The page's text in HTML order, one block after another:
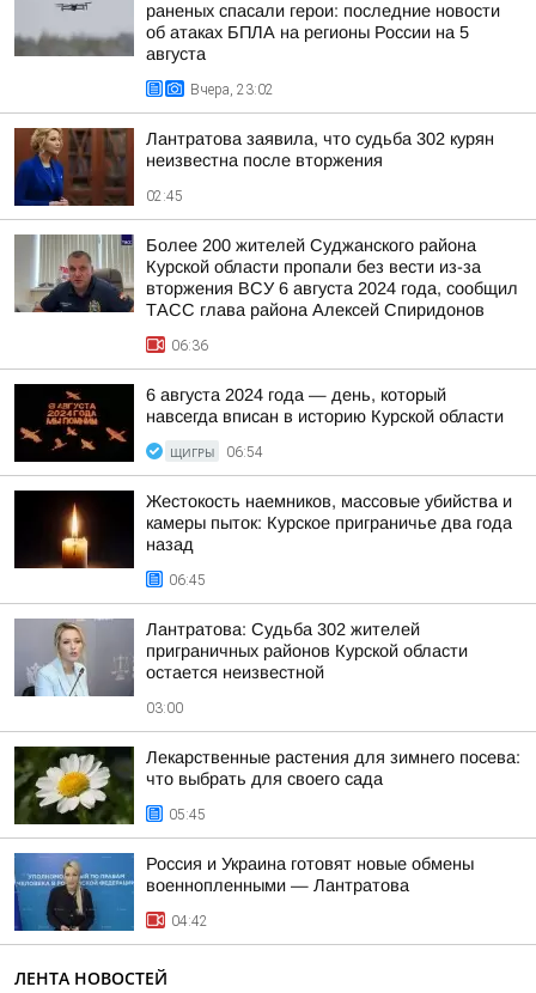
раненых спасали герои: последние новости
об атаках БПЛА на регионы России на 5
августа
Вчера, 23:02
Лантратова заявила, что судьба 302 курян
неизвестна после вторжения
02:45
Более 200 жителей Суджанского района
Курской области пропали без вести из-за
вторжения ВСУ 6 августа 2024 года, сообщил
ТАСС глава района Алексей Спиридонов
06:36
6 августа 2024 года — день, который
навсегда вписан в историю Курской области
ЩИГРЫ 06:54
Жестокость наемников, массовые убийства и
камеры пыток: Курское приграничье два года
назад
06:45
Лантратова: Судьба 302 жителей
приграничных районов Курской области
остается неизвестной
03:00
Лекарственные растения для зимнего посева:
что выбрать для своего сада
05:45
Россия и Украина готовят новые обмены
военнопленными — Лантратова
04:42
ЛЕНТА НОВОСТЕЙ